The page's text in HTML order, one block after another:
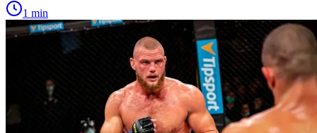
1 min